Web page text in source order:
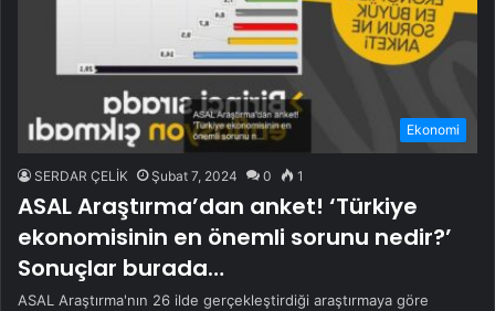
Ekonomi
SERDAR ÇELİK Şubat 7, 2024 0 1
ASAL Araştırma’dan anket! ‘Türkiye
ekonomisinin en önemli sorunu nedir?’
Sonuçlar burada…
ASAL Araştırma'nın 26 ilde gerçekleştirdiği araştırmaya göre